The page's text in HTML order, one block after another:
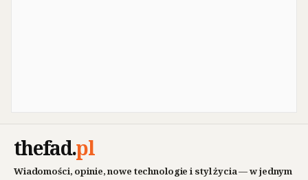
thefad.pl
Wiadomości, opinie, nowe technologie i styl życia — w jednym